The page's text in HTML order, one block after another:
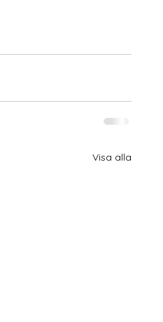
Visa alla